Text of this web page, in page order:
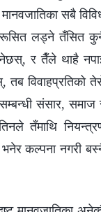
सबै
लड्ने तँसित
र तैँले थाहै
विवाहप्रतिको
संसार, समाज
तँमाथि
कल्पना नगरी